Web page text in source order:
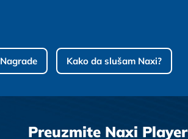
Nagrade Kako da slušam Naxi?
Preuzmite Naxi Player